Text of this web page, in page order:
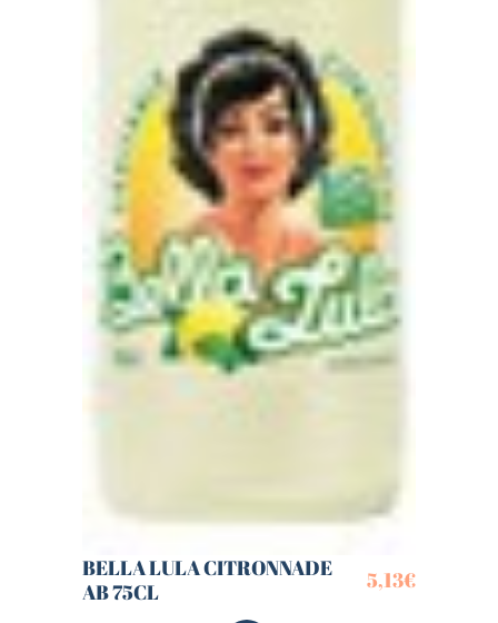
BELLA LULA CITRONNADE
AB 75CL
5,13€